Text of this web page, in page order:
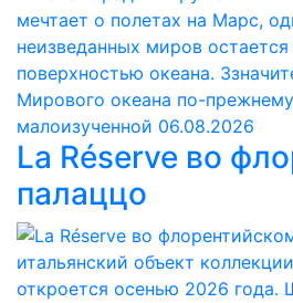
мечтает о полетах на Марс,
неизведанных миров
поверхностью океана.
Мирового океана по-
малоизученной 06.08.2026
La Réserve во
палаццо
итальянский объект
откроется осенью 2026 года.